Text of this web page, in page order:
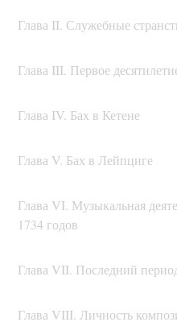
Глава II. Служебные
Глава III. Первое
Глава IV. Бах в Кетене
Глава V. Бах в Лейпциге
Глава VI. Музыкальная
1734 годов
Глава VII. Последний
Глава VIII. Личность